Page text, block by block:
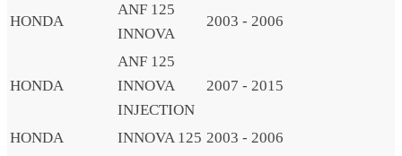
HONDA
ANF 125
INNOVA
2003 - 2006
HONDA
ANF 125
INNOVA
INJECTION
2007 - 2015
HONDA INNOVA 125 2003 - 2006